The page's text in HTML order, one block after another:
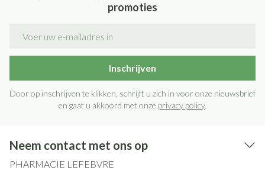
promoties
Inschrijven
Door op inschrijven te klikken, schrijft u zich in voor onze nieuwsbrief
en gaat u akkoord met onze privacy policy.
Neem contact met ons op
PHARMACIE LEFEBVRE